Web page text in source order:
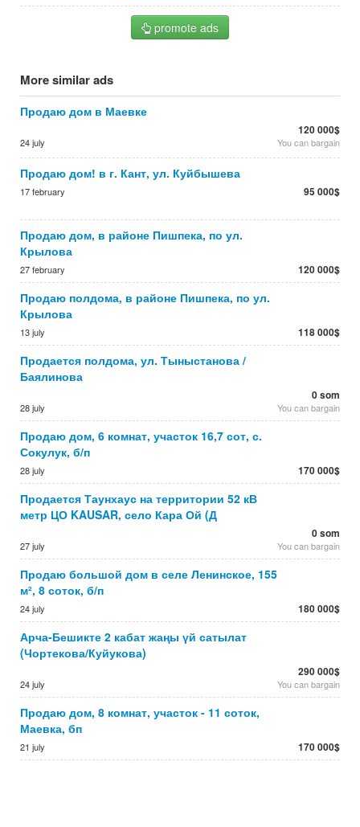
promote ads
More similar ads
Продаю дом в Маевке
24 july
120 000$
You can bargain
Продаю дом! в г. Кант, ул. Куйбышева
17 february 95 000$
Продаю дом, в районе Пишпека, по ул.
Крылова
27 february 120 000$
Продаю полдома, в районе Пишпека, по ул.
Крылова
13 july 118 000$
Продается полдома, ул. Тыныстанова /
Баялинова
28 july
0 som
You can bargain
Продаю дом, 6 комнат, участок 16,7 сот, с.
Сокулук, б/п
28 july 170 000$
Продается Таунхаус на территории 52 кВ
метр ЦО KAUSAR, село Кара Ой (Д
27 july
0 som
You can bargain
Продаю большой дом в селе Ленинское, 155
м², 8 соток, б/п
24 july 180 000$
Арча-Бешикте 2 кабат жаңы үй сатылат
(Чортекова/Куйукова)
24 july
290 000$
You can bargain
Продаю дом, 8 комнат, участок - 11 соток,
Маевка, бп
21 july 170 000$